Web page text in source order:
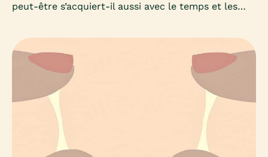
peut-être s’acquiert-il aussi avec le temps et les
souvent fondamental.Il ne s’agit pas de courir
frénétiquement après un orgasme pharaonique,
mais du moins vivre des sensations agréables et
partager un moment d’intimité avec un ou une
partenaire (ou plus).En fait, cela devient
problématique lorsque cette absence de plaisir est
une forme de souffrance personnelle et/ou
interpersonnelle.Avant d’évoquer certains troubles
sexuels, Mia rappelle l’importance de découvrir son